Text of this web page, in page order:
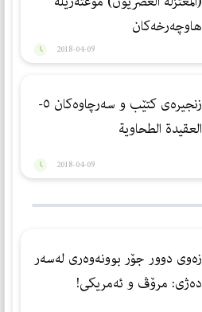
هاوچه‌رخه‌كان
2018-04-09
زنجیرەی کتێب و سەرچاوەکان ٥-
العقيدة الطحاوية
2018-04-09
زه‌وی دوور جۆر بوونه‌وه‌ری له‌سه‌ر
ده‌ژی: مرۆڤ و ئه‌مریكی!